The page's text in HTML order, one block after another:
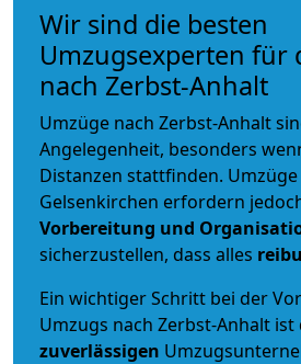
Wir sind die besten
Umzugsexperten für
nach Zerbst-Anhalt
Umzüge nach Zerbst-Anhalt
Angelegenheit, besonders
Distanzen stattfinden. Umzüge
Gelsenkirchen erfordern
Vorbereitung und
sicherzustellen, dass alles
Ein wichtiger Schritt bei der
Umzugs nach Zerbst-Anhalt ist
zuverlässigen